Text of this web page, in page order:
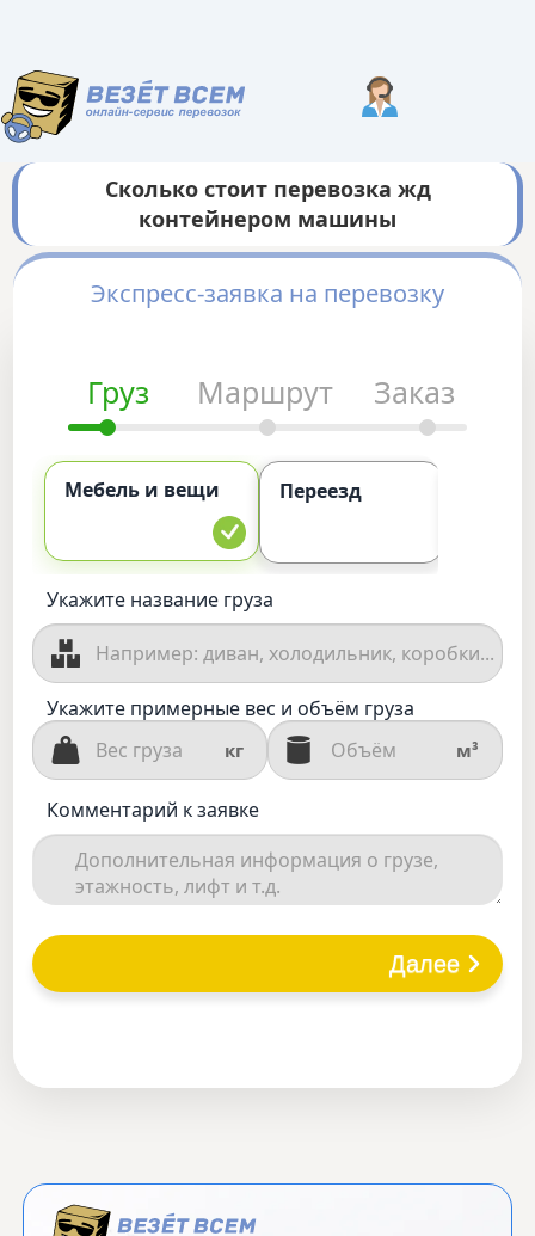
Сколько стоит перевозка жд
контейнером машины
Экспресс-заявка на перевозку
Груз Маршрут Заказ
Мебель и вещи Переезд
Укажите название груза
Укажите примерные вес и объём груза
кг м³
Комментарий к заявке
Далее